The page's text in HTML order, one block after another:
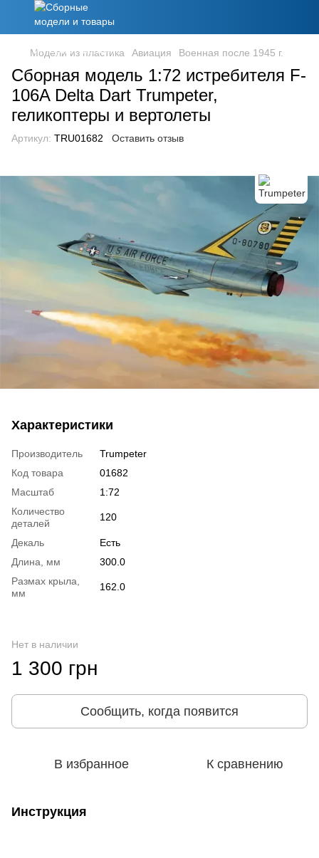
Модели из пластика Авиация Военная после 1945 г.
Сборная модель 1:72 истребителя F-
106A Delta Dart Trumpeter,
геликоптеры и вертолеты
Артикул: TRU01682 Оставить отзыв
Характеристики
Производитель
Trumpeter
Код товара
01682
Масштаб
1:72
Количество
деталей
120
Декаль
Есть
Длина, мм
300.0
Размах крыла,
мм
162.0
Нет в наличии
1 300 грн
Сообщить, когда появится
В избранное К сравнению
Инструкция